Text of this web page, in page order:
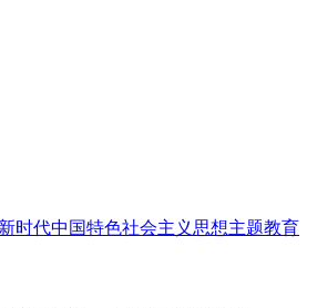
时代中国特色社会主义思想主题教育